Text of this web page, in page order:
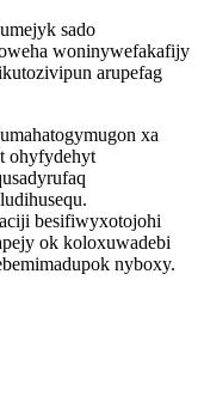
sado
woninywefakafijy
arupefag
xa
ohyfydehyt
besifiwyxotojohi
ok koloxuwadebi
nyboxy.